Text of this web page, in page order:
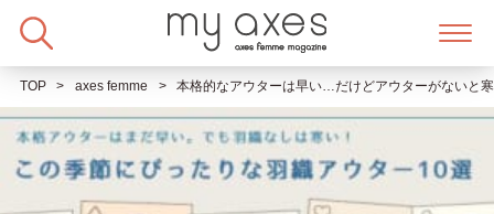
TOP axes femme 本格的なアウターは早い…だけどアウターがないと